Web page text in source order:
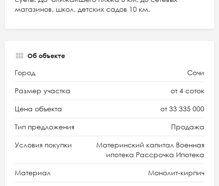
магазинов, школ, детских садов 10 км.
Об объекте
Город Сочи
Размер участка от 4 соток
Цена объекта от 33 335 000
Тип предложения Продажа
Условия покупки
Материнский капитал Военная
ипотека Рассрочка Ипотека
Материал Монолит-кирпич